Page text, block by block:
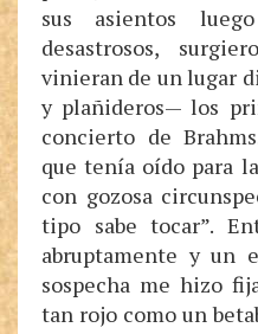
sus asientos
desastrosos,
vinieran de un lugar
y plañideros— los
concierto de
que tenía oído para
con gozosa
tipo sabe tocar”.
abruptamente y un
sospecha me hizo
tan rojo como un